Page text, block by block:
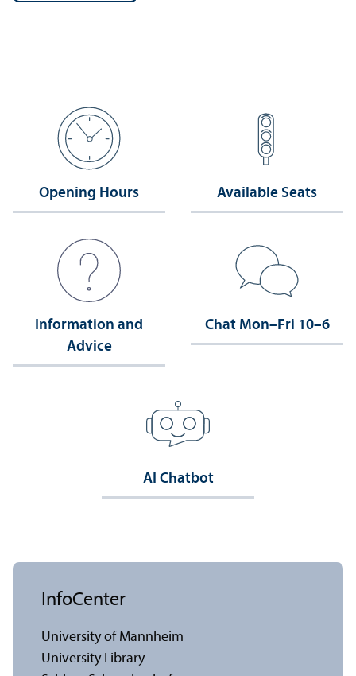
Opening Hours Available Seats
Information and
Advice
Chat Mon–Fri 10–6
AI Chatbot
InfoCenter
University of Mannheim
University Library